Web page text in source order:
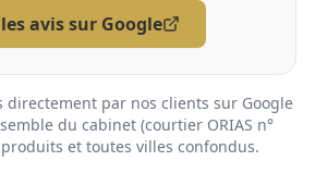
avis sur Google
directement par nos clients sur Google
du cabinet (courtier ORIAS n°
et toutes villes confondus.